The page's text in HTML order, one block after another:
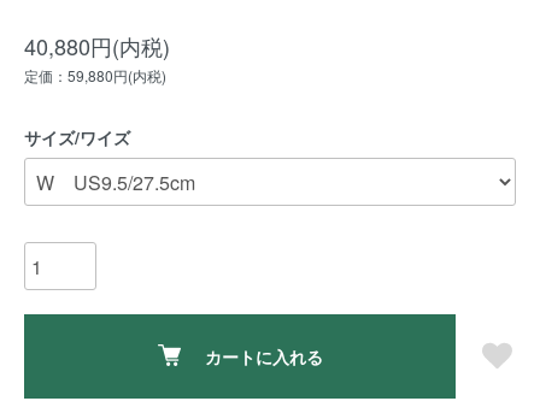
40,880円(内税)
定価：59,880円(内税)
サイズ/ワイズ
カートに入れる